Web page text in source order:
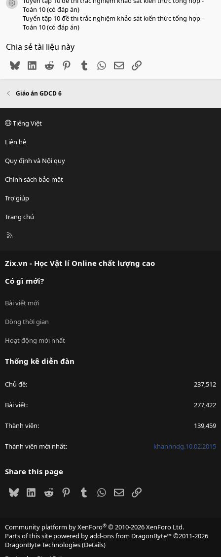
icon tài liệu
Toán 10 (có đáp án)
Tuyển tập 10 đề thi trắc nghiệm khảo sát kiến thức tổng hợp -
Toán 10 (có đáp án)
Chia sẻ tài liệu này
BlueskyLinkedIn
Reddit PinterestTumblr WhatsApp
EmailLink
Giáo án GDCD 6
Tiếng Việt
Liên hệ
Quy định và Nội quy
Chính sách bảo mật
Trợ giúp
Trang chủ
R
Zix.vn - Học Vật lí Online chất lượng cao
Có gì mới?
Bài viết mới
Dòng thời gian
Hoạt động mới nhất
Thống kê diễn đàn
Chủ đề 237,512
Bài viết 277,422
Thành viên 139,459
Thành viên mới nhất khanhndg.10.02.2015
Share this page
BlueskyLinkedIn
Reddit PinterestTumblrWhatsApp
EmailLink
Community platform by XenForo® © 2010-2026 XenForo Ltd.
Parts of this site powered byadd-ons from DragonByte™©2011-2026
DragonByte Technologies(Details)